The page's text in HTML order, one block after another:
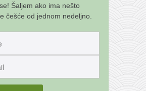
Šaljem ako ima nešto
češće od jednom nedeljno.